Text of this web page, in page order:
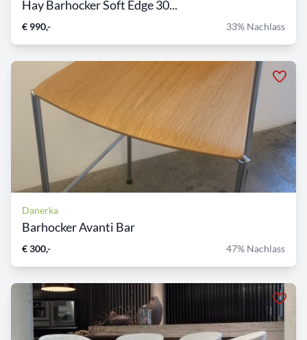
Hay Barhocker Soft Edge 30...
€ 990,- 33% Nachlass
Danerka
Barhocker Avanti Bar
€ 300,- 47% Nachlass